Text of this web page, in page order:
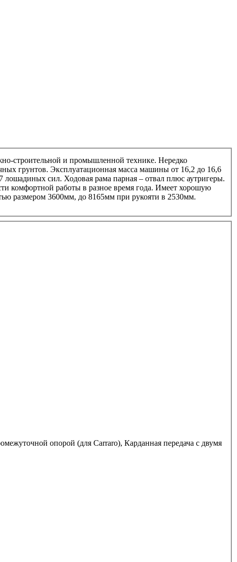
строительной и промышленной технике. Нередко
грунтов. Эксплуатационная масса машины от 16,2 до 16,6
лошадиных сил. Ходовая рама парная – отвал плюс аутригеры.
комфортной работы в разное время года. Имеет хорошую
размером 3600мм, до 8165мм при рукояти в 2530мм.
опорой (для Carraro), Карданная передача с двумя